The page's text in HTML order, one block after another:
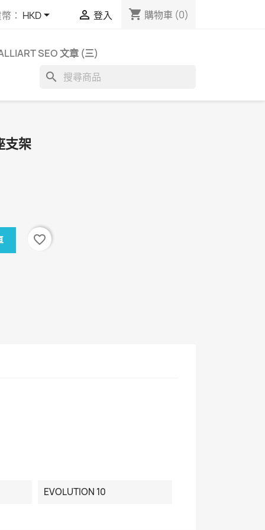
： HKD  登入 shopping_cart 購物車 (0)
SEO 文章 (三)
search
支架
favorite_border
EVOLUTION 10